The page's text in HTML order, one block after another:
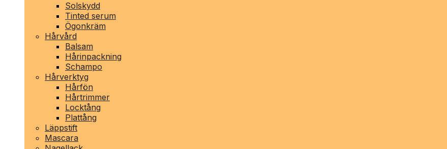
Solskydd
Tinted serum
Ögonkräm
Hårvård
Balsam
Hårinpackning
Schampo
Hårverktyg
Hårfön
Hårtrimmer
Locktång
Plattång
Läppstift
Mascara